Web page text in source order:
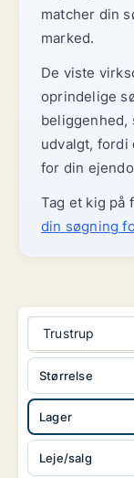
matcher din
marked.
De viste
oprindelige
beliggenhed,
udvalgt,
for din
Tag et kig på
din søgning
Trustrup
Lager
Leje/salg
Størrelse